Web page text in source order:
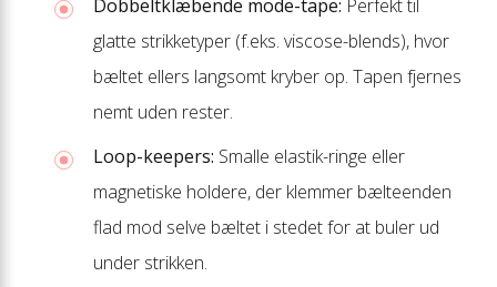
Dobbeltklæbende mode-tape: Perfekt til
glatte strikke­typer (f.eks. viscose-blends), hvor
bæltet ellers langsomt kryber op. Tapen fjernes
nemt uden rester.
Loop-keepers: Smalle elastik-ringe eller
magnetiske holdere, der klemmer bælteenden
flad mod selve bæltet i stedet for at buler ud
under strikken.